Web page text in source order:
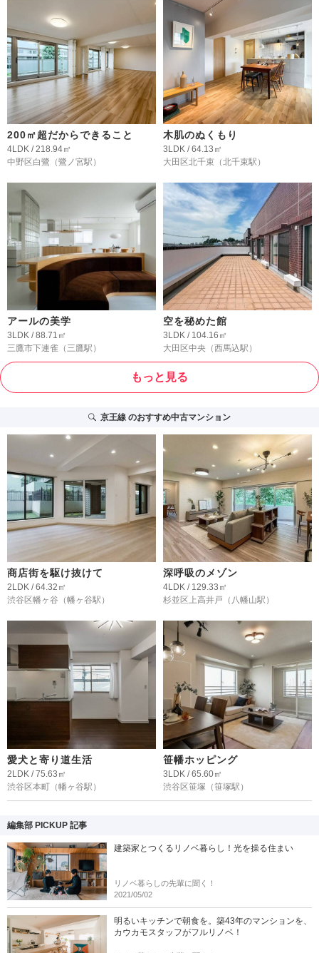
200㎡超だからできること
4LDK / 218.94㎡
中野区白鷺 （鷺ノ宮駅）
木肌のぬくもり
3LDK / 64.13㎡
大田区北千束 （北千束駅）
アールの美学
3LDK / 88.71㎡
三鷹市下連雀 （三鷹駅）
空を秘めた館
3LDK / 104.16㎡
大田区中央 （西馬込駅）
もっと見る
京王線のおすすめ中古マンション
商店街を駆け抜けて
2LDK / 64.32㎡
渋谷区幡ヶ谷 （幡ヶ谷駅）
深呼吸のメゾン
4LDK / 129.33㎡
杉並区上高井戸 （八幡山駅）
愛犬と寄り道生活
2LDK / 75.63㎡
渋谷区本町 （幡ヶ谷駅）
笹幡ホッピング
3LDK / 65.60㎡
渋谷区笹塚 （笹塚駅）
編集部 PICKUP 記事
建築家とつくるリノベ暮らし！光を操る住まい
リノベ暮らしの先輩に聞く！
2021/05/02
明るいキッチンで朝食を。築43年のマンションを、
カウカモスタッフがフルリノベ！